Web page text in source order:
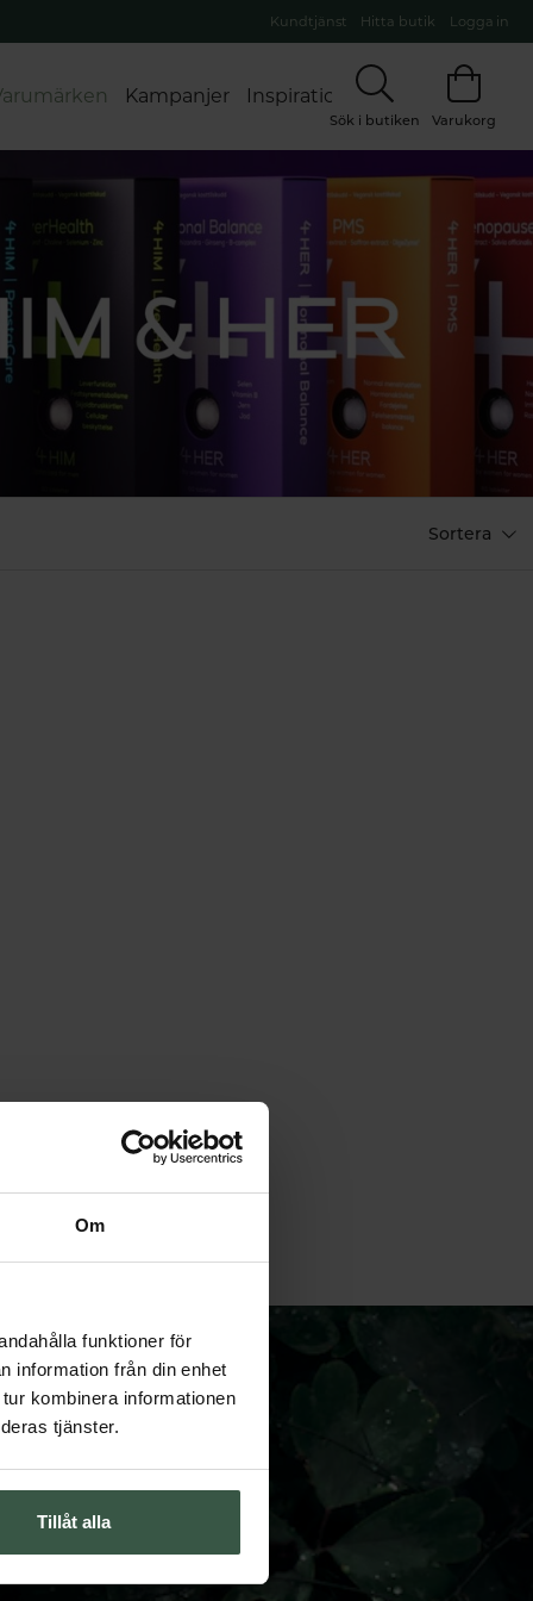
Om
funktioner för
information från din enhet
kombinera informationen
tjänster.
Tillåt alla
Kundtjänst Hitta butik Logga in
Kampanjer Inspiration
Sök i butiken Varukorg
You Bloom Biomed Bioregena Biotta
Sortera
dina
prenumeration.